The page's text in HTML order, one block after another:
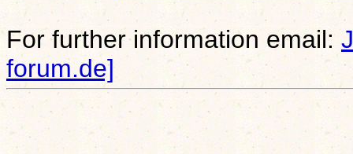
For further information email:
forum.de]